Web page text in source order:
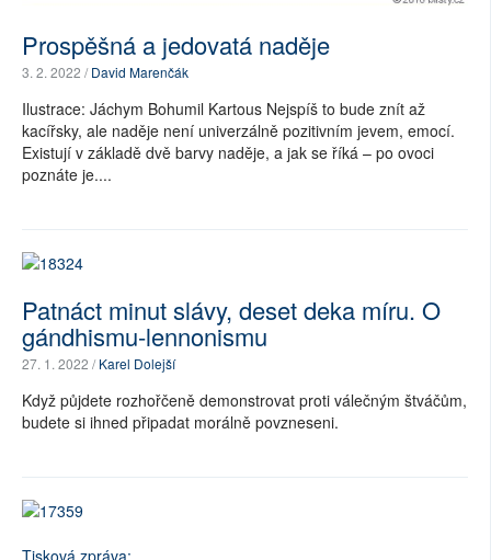
Prospěšná a jedovatá naděje
3. 2. 2022 /David Marenčák
Ilustrace: Jáchym Bohumil Kartous Nejspíš to bude znít až
kacířsky, ale naděje není univerzálně pozitivním jevem, emocí.
Existují v základě dvě barvy naděje, a jak se říká – po ovoci
poznáte je....
Patnáct minut slávy, deset deka míru. O
gándhismu-lennonismu
27. 1. 2022 /Karel Dolejší
Když půjdete rozhořčeně demonstrovat proti válečným štváčům,
budete si ihned připadat morálně povzneseni.